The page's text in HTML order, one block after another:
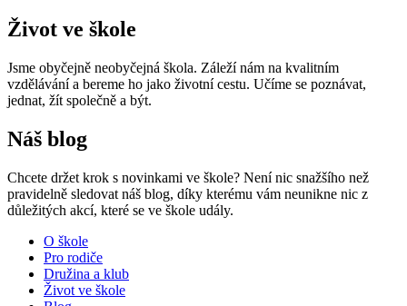
Život ve škole
Jsme obyčejně neobyčejná škola. Záleží nám na kvalitním
vzdělávání a bereme ho jako životní cestu. Učíme se poznávat,
jednat, žít společně a být.
Náš blog
Chcete držet krok s novinkami ve škole? Není nic snažšího než
pravidelně sledovat náš blog, díky kterému vám neunikne nic z
důležitých akcí, které se ve škole udály.
O škole
Pro rodiče
Družina a klub
Život ve škole